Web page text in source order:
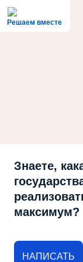
Решаем вместе
Знаете,
максимум?
НАПИСАТЬ